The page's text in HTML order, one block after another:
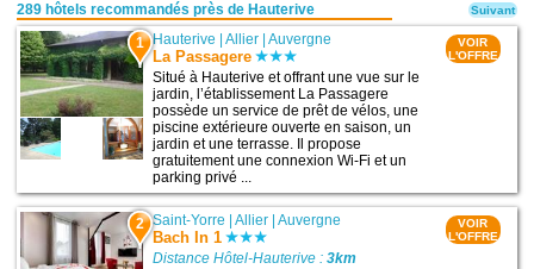
289 hôtels recommandés près de Hauterive
1 Hauterive |Allier |Auvergne
La Passagere
Situé à Hauterive et offrant une vue sur le
jardin, l’établissement La Passagere
possède un service de prêt de vélos, une
piscine extérieure ouverte en saison, un
jardin et une terrasse. Il propose
gratuitement une connexion Wi-Fi et un
parking privé ...
VOIR
L'OFFRE
2 Saint-Yorre |Allier |Auvergne
Bach In 1
Distance Hôtel-Hauterive :3km
VOIR
L'OFFRE
Suivant